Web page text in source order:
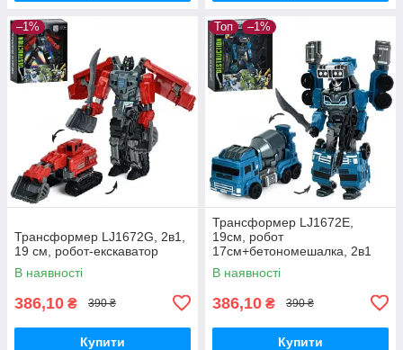
–1%
Трансформер LJ1672G, 2в1,
19 см, робот-екскаватор
В наявності
386,10 ₴ 390 ₴
Купити
Топ –1%
Трансформер LJ1672E,
19см, робот
17см+бетономешалка, 2в1
В наявності
386,10 ₴ 390 ₴
Купити